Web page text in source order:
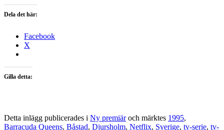
Dela det här:
Facebook
X
Gilla detta:
Detta inlägg publicerades i Ny premiäroch märktes 1995,
Barracuda Queens, Båstad, Djursholm, Netflix, Sverige, tv-serie, tv-